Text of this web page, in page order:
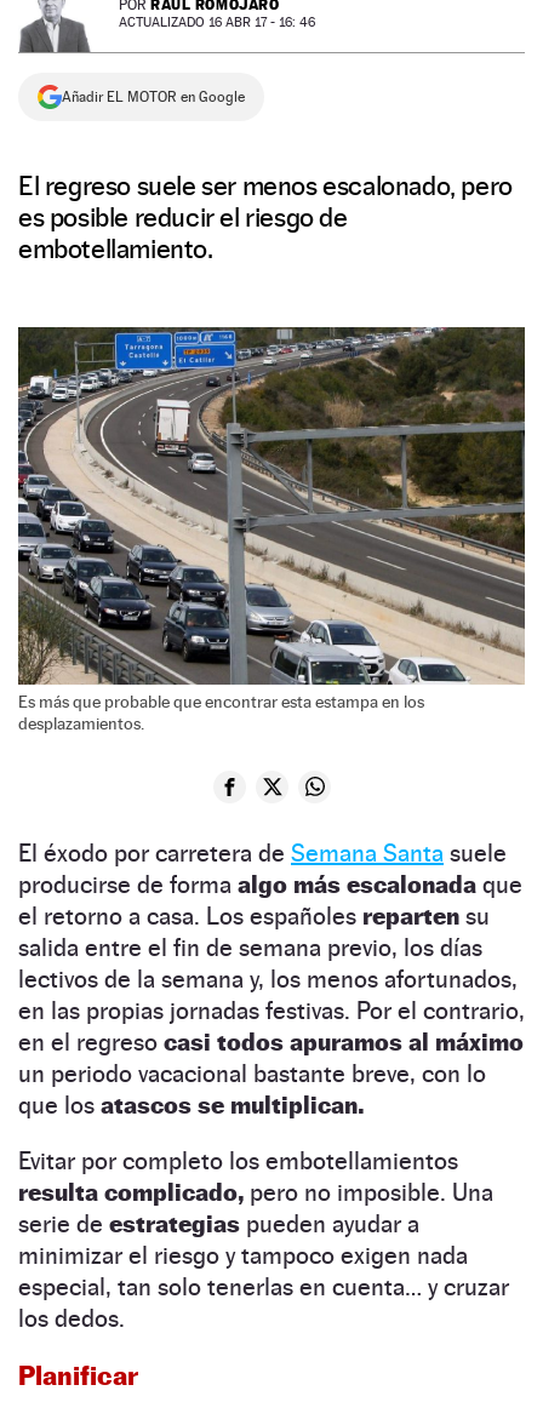
NEWSLETTER
SÍGUENOS
POR RAÚL ROMOJARO
ACTUALIZADO 16 ABR 17 - 16: 46
Añadir EL MOTOR en Google
El regreso suele ser menos escalonado, pero
es posible reducir el riesgo de
embotellamiento.
Es más que probable que encontrar esta estampa en los
desplazamientos.
El éxodo por carretera de Semana Santa suele
producirse de forma algo más escalonada que
el retorno a casa. Los españoles reparten su
salida entre el fin de semana previo, los días
lectivos de la semana y, los menos afortunados,
en las propias jornadas festivas. Por el contrario,
en el regreso casi todos apuramos al máximo
un periodo vacacional bastante breve, con lo
que los atascos se multiplican.
Evitar por completo los embotellamientos
resulta complicado, pero no imposible. Una
serie de estrategias pueden ayudar a
minimizar el riesgo y tampoco exigen nada
especial, tan solo tenerlas en cuenta… y cruzar
los dedos.
Planificar